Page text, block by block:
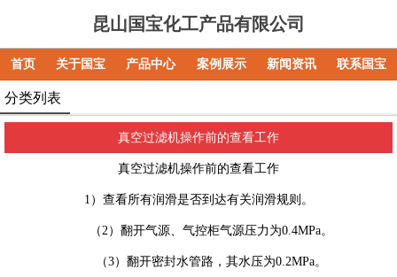
昆山国宝化工产品有限公司
首页 关于国宝 产品中心 案例展示 新闻资讯 联系国宝
分类列表
真空过滤机操作前的查看工作
真空过滤机操作前的查看工作
1）查看所有润滑是否到达有关润滑规则。
（2）翻开气源、气控柜气源压力为0.4MPa。
（3）翻开密封水管路，其水压为0.2MPa。